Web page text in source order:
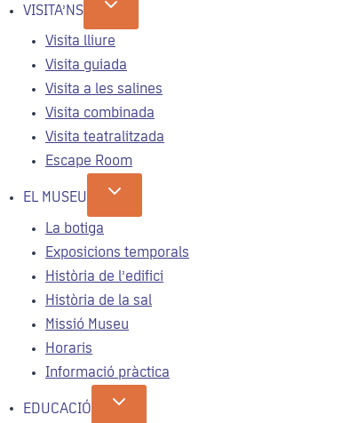
VISITA’NS
Visita lliure
Visita guiada
Visita a les salines
Visita combinada
Visita teatralitzada
Escape Room
EL MUSEU
La botiga
Exposicions temporals
Història de l’edifici
Història de la sal
Missió Museu
Horaris
Informació pràctica
EDUCACIÓ